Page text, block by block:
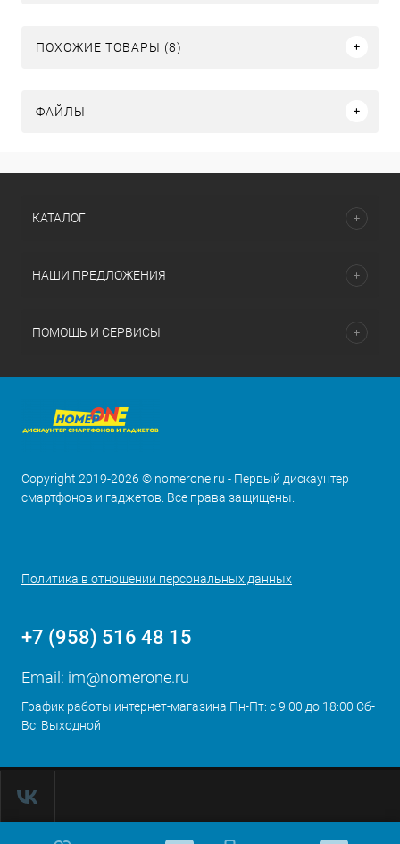
ПОХОЖИЕ ТОВАРЫ (8)
ФАЙЛЫ
КАТАЛОГ
НАШИ ПРЕДЛОЖЕНИЯ
ПОМОЩЬ И СЕРВИСЫ
Copyright 2019-2026 © nomerone.ru - Первый дискаунтер
смартфонов и гаджетов. Все права защищены.
Политика в отношении персональных данных
+7 (958) 516 48 15
Email: im@nomerone.ru
График работы интернет-магазина Пн-Пт: с 9:00 до 18:00 Сб-
Вс: Выходной